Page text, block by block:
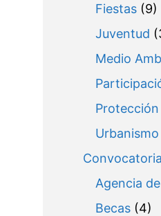
Fiestas(9)
Juventud
Medio
Protección
Urbanismo
Agencia
Becas(4)